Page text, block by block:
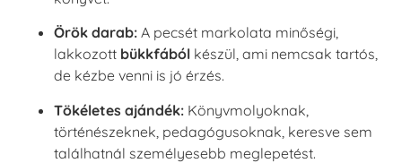
Örök darab: A pecsét markolata minőségi,
lakkozott bükkfából készül, ami nemcsak tartós,
de kézbe venni is jó érzés.
Tökéletes ajándék: Könyvmolyoknak,
történészeknek, pedagógusoknak, keresve sem
találhatnál személyesebb meglepetést.